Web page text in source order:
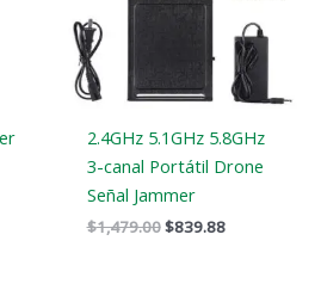
2.4GHz 5.1GHz 5.8GHz
3-canal Portátil Drone
Señal Jammer
$1,479.00$839.88